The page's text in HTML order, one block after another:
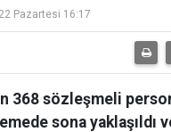
Pazartesi 16:17
368 sözleşmeli
sona yaklaşıldı